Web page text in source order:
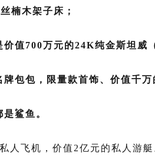
楠木架子床；
价值700万元的24K纯金斯坦威
包包，限量款首饰、价值千万
鲨鱼。
人飞机，价值2亿元的私人游艇